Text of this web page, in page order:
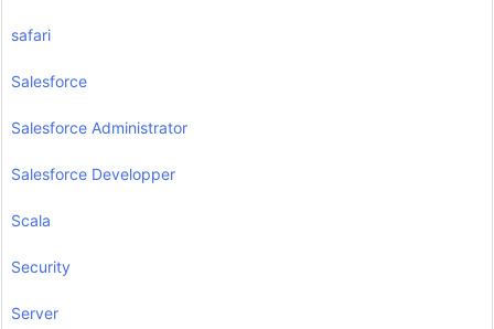
safari
Salesforce
Salesforce Administrator
Salesforce Developper
Scala
Security
Server